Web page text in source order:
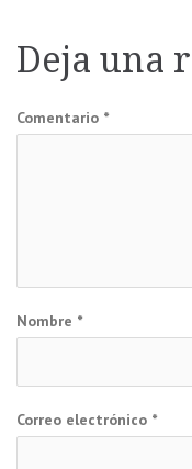
Deja una
Comentario *
Nombre *
Correo electrónico *